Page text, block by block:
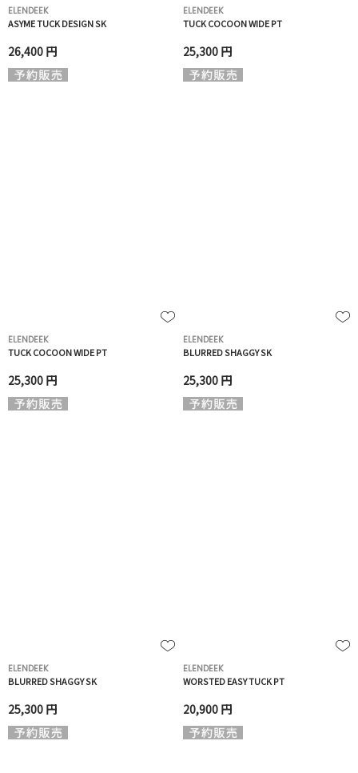
ELENDEEK
ASYME TUCK DESIGN SK
26,400 円
ELENDEEK
TUCK COCOON WIDE PT
25,300 円
ELENDEEK
TUCK COCOON WIDE PT
25,300 円
ELENDEEK
BLURRED SHAGGY SK
25,300 円
ELENDEEK
BLURRED SHAGGY SK
25,300 円
ELENDEEK
WORSTED EASY TUCK PT
20,900 円